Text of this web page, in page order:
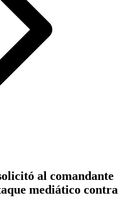
al comandante
mediático contra